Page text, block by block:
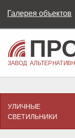
Галерея объектов
УЛИЧНЫЕ
СВЕТИЛЬНИКИ